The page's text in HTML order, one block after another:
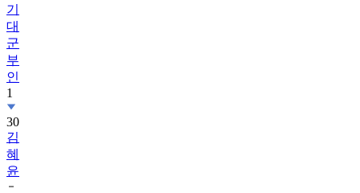
기
대
군
부
인
1
30
김
혜
윤